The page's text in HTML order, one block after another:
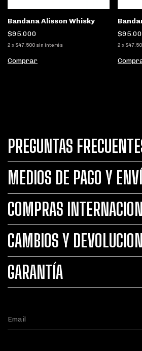
Bandana Alisson Whisky
$95.000
2 x $47.500 sin interés
Comprar
2 x
PREGUNTAS
MEDIOS DE PAGO Y
COMPRAS
CAMBIOS Y
GARANTÍA